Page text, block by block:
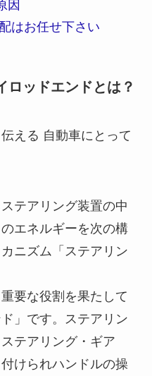
因
はお任せ下さい
ロッドエンドとは？
える 自動車にとって
テアリング装置の中
エネルギーを次の構
ニズム「ステアリン
要な役割を果たして
」です。ステアリン
テアリング・ギア
けられハンドルの操